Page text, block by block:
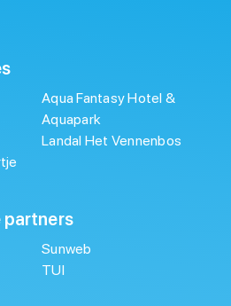
Aqua Fantasy Hotel &
Aquapark
Landal Het Vennenbos
partners
Sunweb
TUI